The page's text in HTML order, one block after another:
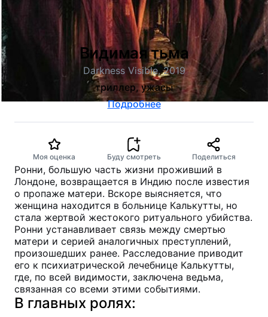
Видимая тьма
Darkness Visible, 2019
триллер, ужасы
Подробнее
Моя оценка Буду смотреть Поделиться
Ронни, большую часть жизни проживший в
Лондоне, возвращается в Индию после известия
о пропаже матери. Вскоре выясняется, что
женщина находится в больнице Калькутты, но
стала жертвой жестокого ритуального убийства.
Ронни устанавливает связь между смертью
матери и серией аналогичных преступлений,
произошедших ранее. Расследование приводит
его к психиатрической лечебнице Калькутты,
где, по всей видимости, заключена ведьма,
связанная со всеми этими событиями.
В главных ролях: